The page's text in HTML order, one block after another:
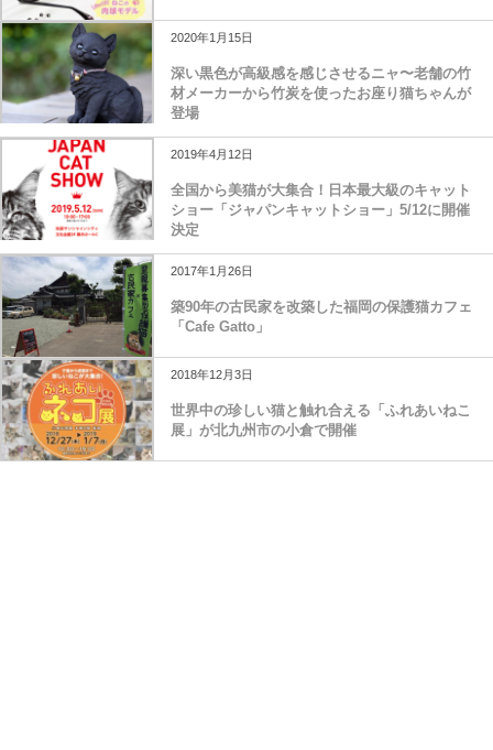
2020年1月15日
深い黒色が高級感を感じさせるニャ〜老舗の竹
材メーカーから竹炭を使ったお座り猫ちゃんが
登場
2019年4月12日
全国から美猫が大集合！日本最大級のキャット
ショー「ジャパンキャットショー」5/12に開催
決定
2017年1月26日
築90年の古民家を改築した福岡の保護猫カフェ
「Cafe Gatto」
2018年12月3日
世界中の珍しい猫と触れ合える「ふれあいねこ
展」が北九州市の小倉で開催